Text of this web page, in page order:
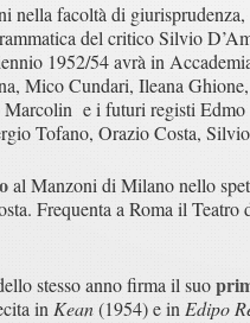
nella facoltà di
del critico Silvio
1952/54 avrà in
Mico Cundari, Ileana
e i futuri registi
Tofano, Orazio Costa,
al Manzoni di Milano nello
Frequenta a Roma il
stesso anno firma il suo
in Kean(1954) e in Edipo